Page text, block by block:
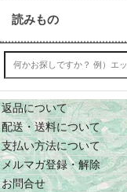
読みもの
返品について
配送・送料について
支払い方法について
メルマガ登録・解除
お問合せ